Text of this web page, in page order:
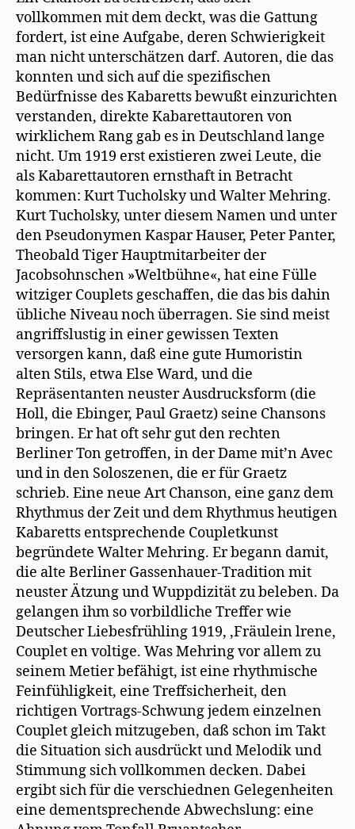
vollkommen mit dem deckt, was die Gattung
fordert, ist eine Aufgabe, deren Schwierigkeit
man nicht unterschätzen darf. Autoren, die das
konnten und sich auf die spezifischen
Bedürfnisse des Kabaretts bewußt einzurichten
verstanden, direkte Kabarettautoren von
wirklichem Rang gab es in Deutschland lange
nicht. Um 1919 erst existieren zwei Leute, die
als Kabarettautoren ernsthaft in Betracht
kommen: Kurt Tucholsky und Walter Mehring.
Kurt Tucholsky, unter diesem Namen und unter
den Pseudonymen Kaspar Hauser, Peter Panter,
Theobald Tiger Hauptmitarbeiter der
Jacobsohnschen »Weltbühne«, hat eine Fülle
witziger Couplets geschaffen, die das bis dahin
übliche Niveau noch überragen. Sie sind meist
angriffslustig in einer gewissen Texten
versorgen kann, daß eine gute Humoristin
alten Stils, etwa Else Ward, und die
Repräsentanten neuster Ausdrucksform (die
Holl, die Ebinger, Paul Graetz) seine Chansons
bringen. Er hat oft sehr gut den rechten
Berliner Ton getroffen, in der Dame mit’n Avec
und in den Soloszenen, die er für Graetz
schrieb. Eine neue Art Chanson, eine ganz dem
Rhythmus der Zeit und dem Rhythmus heutigen
Kabaretts entsprechende Coupletkunst
begründete Walter Mehring. Er begann damit,
die alte Berliner Gassenhauer-Tradition mit
neuster Ätzung und Wuppdizität zu beleben. Da
gelangen ihm so vorbildliche Treffer wie
Deutscher Liebesfrühling 1919, ‚Fräulein lrene,
Couplet en voltige. Was Mehring vor allem zu
seinem Metier befähigt, ist eine rhythmische
Feinfühligkeit, eine Treffsicherheit, den
richtigen Vortrags-Schwung jedem einzelnen
Couplet gleich mitzugeben, daß schon im Takt
die Situation sich ausdrückt und Melodik und
Stimmung sich vollkommen decken. Dabei
ergibt sich für die verschiednen Gelegenheiten
eine dementsprechende Abwechslung: eine